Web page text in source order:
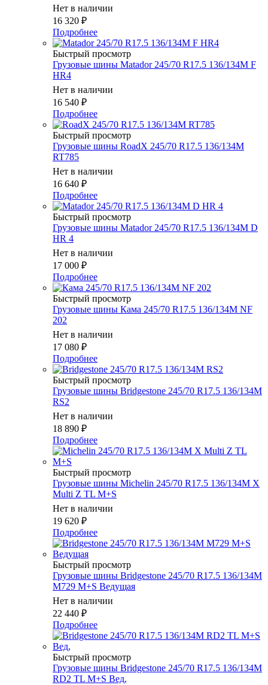
Нет в наличии
16 320 ₽
Подробнее
Быстрый просмотр
Грузовые шины Matador 245/70 R17.5 136/134M F
HR4
Нет в наличии
16 540 ₽
Подробнее
Быстрый просмотр
Грузовые шины RoadX 245/70 R17.5 136/134M
RT785
Нет в наличии
16 640 ₽
Подробнее
Быстрый просмотр
Грузовые шины Matador 245/70 R17.5 136/134M D
HR 4
Нет в наличии
17 000 ₽
Подробнее
Быстрый просмотр
Грузовые шины Кама 245/70 R17.5 136/134M NF
202
Нет в наличии
17 080 ₽
Подробнее
Быстрый просмотр
Грузовые шины Bridgestone 245/70 R17.5 136/134M
RS2
Нет в наличии
18 890 ₽
Подробнее
Быстрый просмотр
Грузовые шины Michelin 245/70 R17.5 136/134M X
Multi Z TL M+S
Нет в наличии
19 620 ₽
Подробнее
Быстрый просмотр
Грузовые шины Bridgestone 245/70 R17.5 136/134M
M729 M+S Ведущая
Нет в наличии
22 440 ₽
Подробнее
Быстрый просмотр
Грузовые шины Bridgestone 245/70 R17.5 136/134M
RD2 TL M+S Вед,